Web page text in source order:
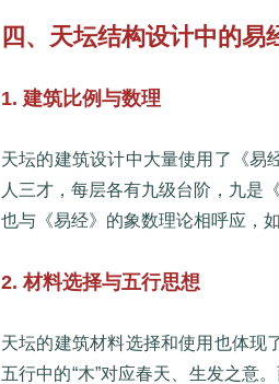
四、天坛结构设计中的易
1. 建筑比例与数理
天坛的建筑设计中大量使用了《易
人三才，每层各有九级台阶，九是
也与《易经》的象数理论相呼应，
2. 材料选择与五行思想
天坛的建筑材料选择和使用也体现
五行中的“木”对应春天、生发之意